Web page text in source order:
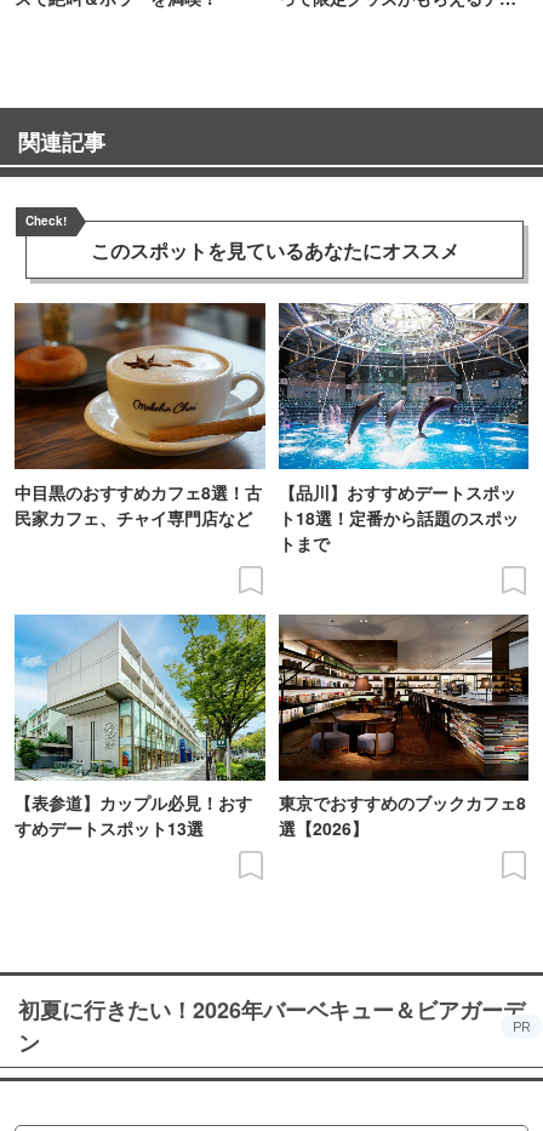
関連記事
Check!
このスポットを見ているあなたにオススメ
中目黒のおすすめカフェ8選！古
民家カフェ、チャイ専門店など
【品川】おすすめデートスポッ
ト18選！定番から話題のスポッ
トまで
【表参道】カップル必見！おす
すめデートスポット13選
東京でおすすめのブックカフェ8
選【2026】
初夏に行きたい！2026年バーベキュー＆ビアガーデ
ン
PR